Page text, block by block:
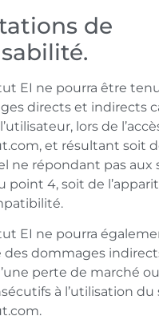
de
EI ne pourra être
directs et indirects
lors de
et résultant soit
ne répondant pas aux
point 4, soit de
EI ne pourra
des dommages
perte de marché
à l’utilisation du